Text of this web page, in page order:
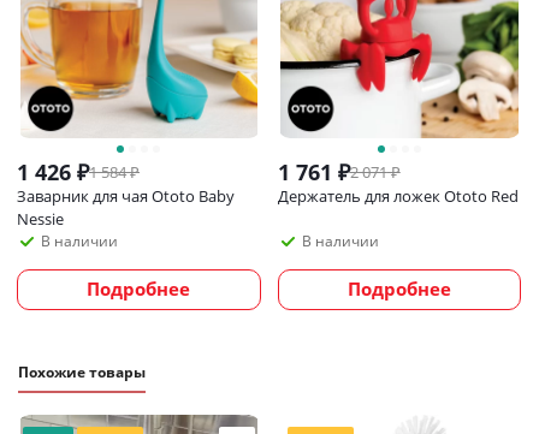
1 426 ₽1 584₽
Заварник для чая Ototo Baby
Nessie
В наличии
Подробнее
1 761 ₽2 071₽
Держатель для ложек Ototo Red
В наличии
Подробнее
Похожие товары